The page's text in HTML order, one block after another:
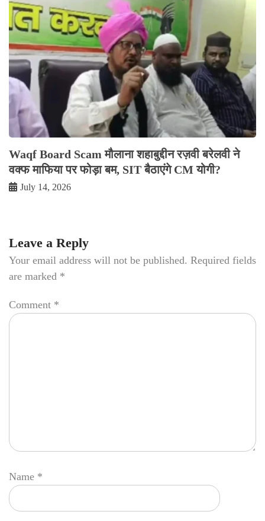
Waqf Board Scam मौलाना शहाबुद्दीन रज़वी बरेलवी ने
वक्फ माफिया पर फोड़ा बम, SIT बैठाएंगे CM योगी?
July 14, 2026
Leave a Reply
Your email address will not be published. Required fields
are marked *
Comment *
Name *